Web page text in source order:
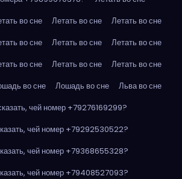
во сне Летать во сне
Летать во сне
во сне Летать во сне
Летать во сне
во сне Летать во сне
Летать во сне
во сне Лошадь во сне
Льва во сне
чей номер +79276169299?
чей номер +79292530522?
чей номер +79368655328?
чей номер +79408527093?